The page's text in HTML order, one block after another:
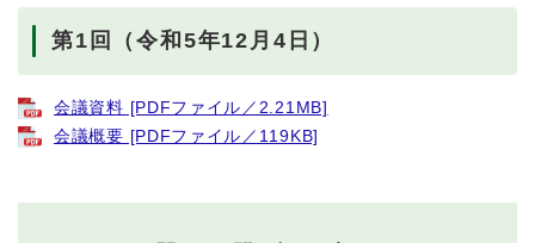
第1回（令和5年12月4日）
会議資料 [PDFファイル／2.21MB]
会議概要 [PDFファイル／119KB]